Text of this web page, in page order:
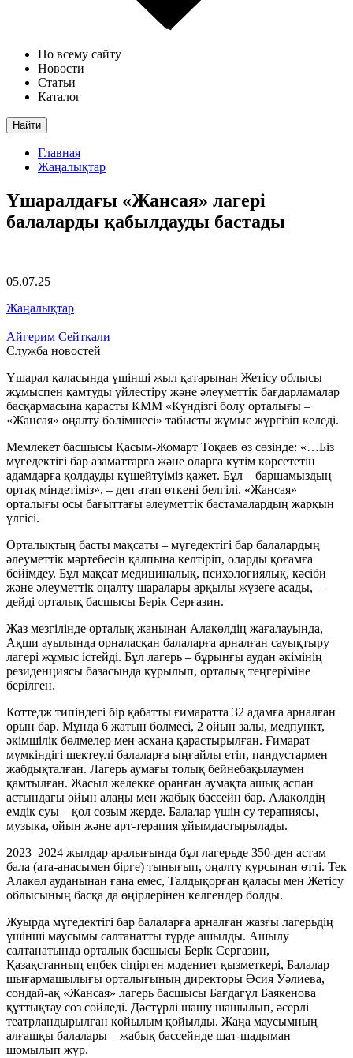
По всему сайту
Новости
Статьи
Каталог
Найти
Главная
Жаңалықтар
Үшаралдағы «Жансая» лагері
балаларды қабылдауды бастады
05.07.25
Жаңалықтар
Айгерим Сейткали
Служба новостей
Үшарал қаласында үшінші жыл қатарынан Жетісу облысы
жұмыспен қамтуды үйлестіру және әлеуметтік бағдарламалар
басқармасына қарасты КММ «Күндізгі болу орталығы –
«Жансая» оңалту бөлімшесі» табысты жұмыс жүргізіп келеді.
Мемлекет басшысы Қасым-Жомарт Тоқаев өз сөзінде: «…Біз
мүгедектігі бар азаматтарға және оларға күтім көрсететін
адамдарға қолдауды күшейтуіміз қажет. Бұл – баршамыздың
ортақ міндетіміз», – деп атап өткені белгілі. «Жансая»
орталығы осы бағыттағы әлеуметтік бастамалардың жарқын
үлгісі.
Орталықтың басты мақсаты – мүгедектігі бар балалардың
әлеуметтік мәртебесін қалпына келтіріп, оларды қоғамға
бейімдеу. Бұл мақсат медициналық, психологиялық, кәсіби
және әлеуметтік оңалту шаралары арқылы жүзеге асады, –
дейді орталық басшысы Берік Серғазин.
Жаз мезгілінде орталық жанынан Алакөлдің жағалауында,
Ақши ауылында орналасқан балаларға арналған сауықтыру
лагері жұмыс істейді. Бұл лагерь – бұрынғы аудан әкімінің
резиденциясы базасында құрылып, орталық теңгеріміне
берілген.
Коттедж типіндегі бір қабатты ғимаратта 32 адамға арналған
орын бар. Мұнда 6 жатын бөлмесі, 2 ойын залы, медпункт,
әкімшілік бөлмелер мен асхана қарастырылған. Ғимарат
мүмкіндігі шектеулі балаларға ыңғайлы етіп, пандустармен
жабдықталған. Лагерь аумағы толық бейнебақылаумен
қамтылған. Жасыл желекке оранған аумақта ашық аспан
астындағы ойын алаңы мен жабық бассейн бар. Алакөлдің
емдік суы – қол созым жерде. Балалар үшін су терапиясы,
музыка, ойын және арт-терапия ұйымдастырылады.
2023–2024 жылдар аралығында бұл лагерьде 350-ден астам
бала (ата-анасымен бірге) тынығып, оңалту курсынан өтті. Тек
Алакөл ауданынан ғана емес, Талдықорған қаласы мен Жетісу
облысының басқа да өңірлерінен келгендер болды.
Жуырда мүгедектігі бар балаларға арналған жазғы лагерьдің
үшінші маусымы салтанатты түрде ашылды. Ашылу
салтанатында орталық басшысы Берік Серғазин,
Қазақстанның еңбек сіңірген мәдениет қызметкері, Балалар
шығармашылығы орталығының директоры Әсия Уәлиева,
сондай-ақ «Жансая» лагерь басшысы Бағдагүл Баякенова
құттықтау сөз сөйледі. Дәстүрлі шашу шашылып, әсерлі
театрландырылған қойылым қойылды. Жаңа маусымның
алғашқы балалары – жабық бассейнде шат-шадыман
шомылып жүр.